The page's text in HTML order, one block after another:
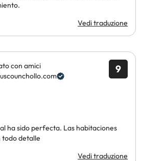
Vedi traduzione
9
con amici
ha sido perfecta. Las habitaciones
todo detalle
Vedi traduzione